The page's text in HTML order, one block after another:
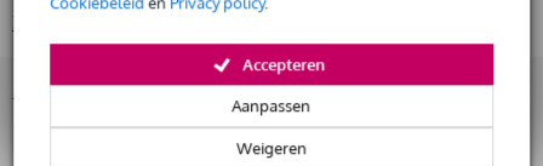
Weigeren
Aanpassen
Accepteren
Accessoires (21)